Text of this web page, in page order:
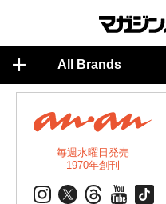
All Brands
毎週水曜日発売
1970年創刊